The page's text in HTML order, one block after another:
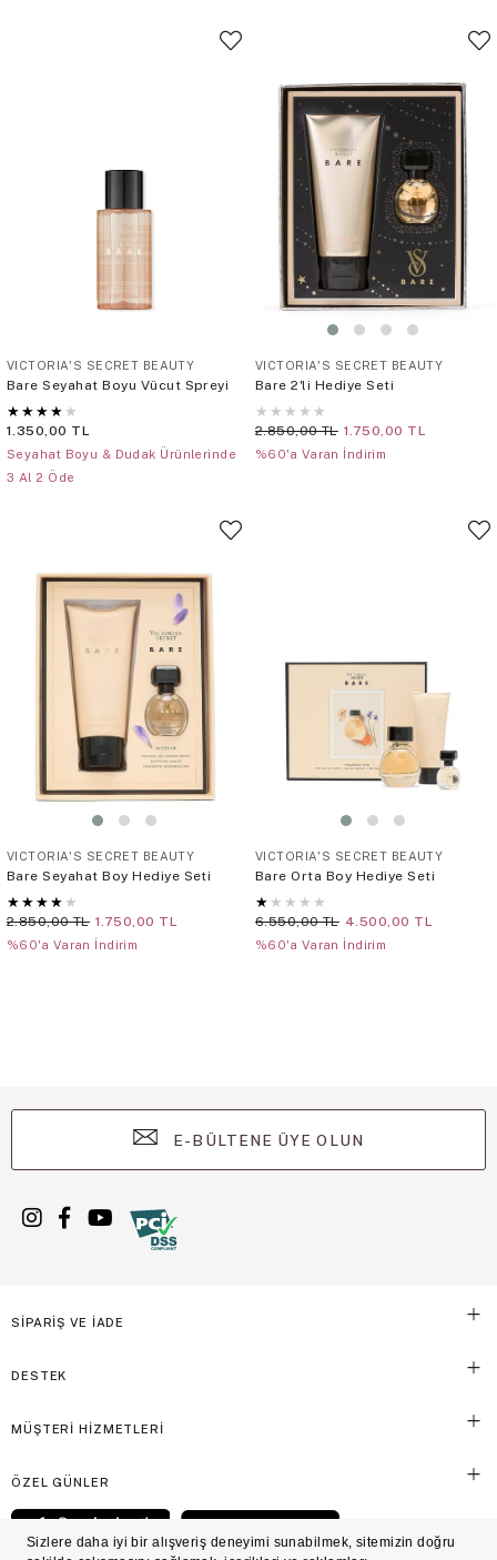
VICTORIA'S SECRET BEAUTY
Bare Seyahat Boyu Vücut Spreyi
★ ★ ★ ★ ★
1.350,00 TL
Seyahat Boyu & Dudak Ürünlerinde
3 Al 2 Öde
VICTORIA'S SECRET BEAUTY
Bare 2'li Hediye Seti
★ ★ ★ ★ ★
2.850,00 TL 1.750,00 TL
%60'a Varan İndirim
VICTORIA'S SECRET BEAUTY
Bare Seyahat Boy Hediye Seti
★ ★ ★ ★ ★
2.850,00 TL 1.750,00 TL
%60'a Varan İndirim
VICTORIA'S SECRET BEAUTY
Bare Orta Boy Hediye Seti
★ ★ ★ ★ ★
6.550,00 TL 4.500,00 TL
%60'a Varan İndirim
E-BÜLTENE ÜYE OLUN
SİPARİŞ VE İADE
DESTEK
MÜŞTERİ HİZMETLERİ
ÖZEL GÜNLER